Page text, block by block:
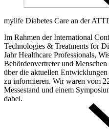
mylife Diabetes Care an der
Im Rahmen der International
Technologies & Treatments for
Jahr Healthcare Professionals,
Behördenvertreter und
über die aktuellen
zu informieren. Wir waren vom
Messestand und einem
dabei.